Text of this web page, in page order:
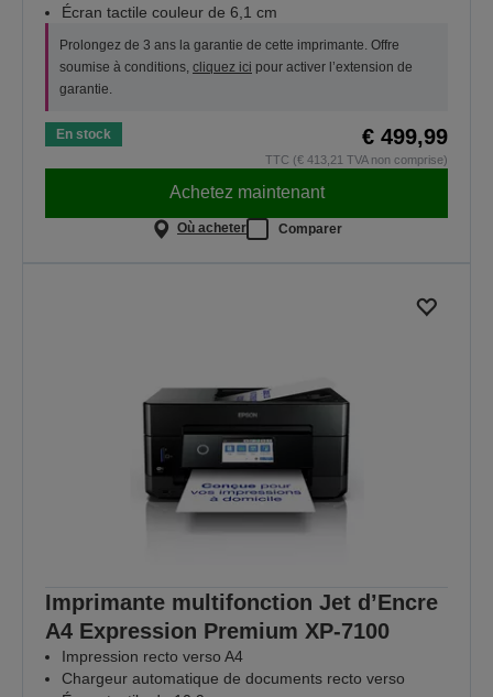
Écran tactile couleur de 6,1 cm
Prolongez de 3 ans la garantie de cette imprimante. Offre
soumise à conditions, cliquez ici pour activer l’extension de
garantie.
En stock € 499,99
TTC (€ 413,21 TVA non comprise)
Achetez maintenant
Où acheter Comparer
Imprimante multifonction Jet d’Encre
A4 Expression Premium XP‑7100
Impression recto verso A4
Chargeur automatique de documents recto verso